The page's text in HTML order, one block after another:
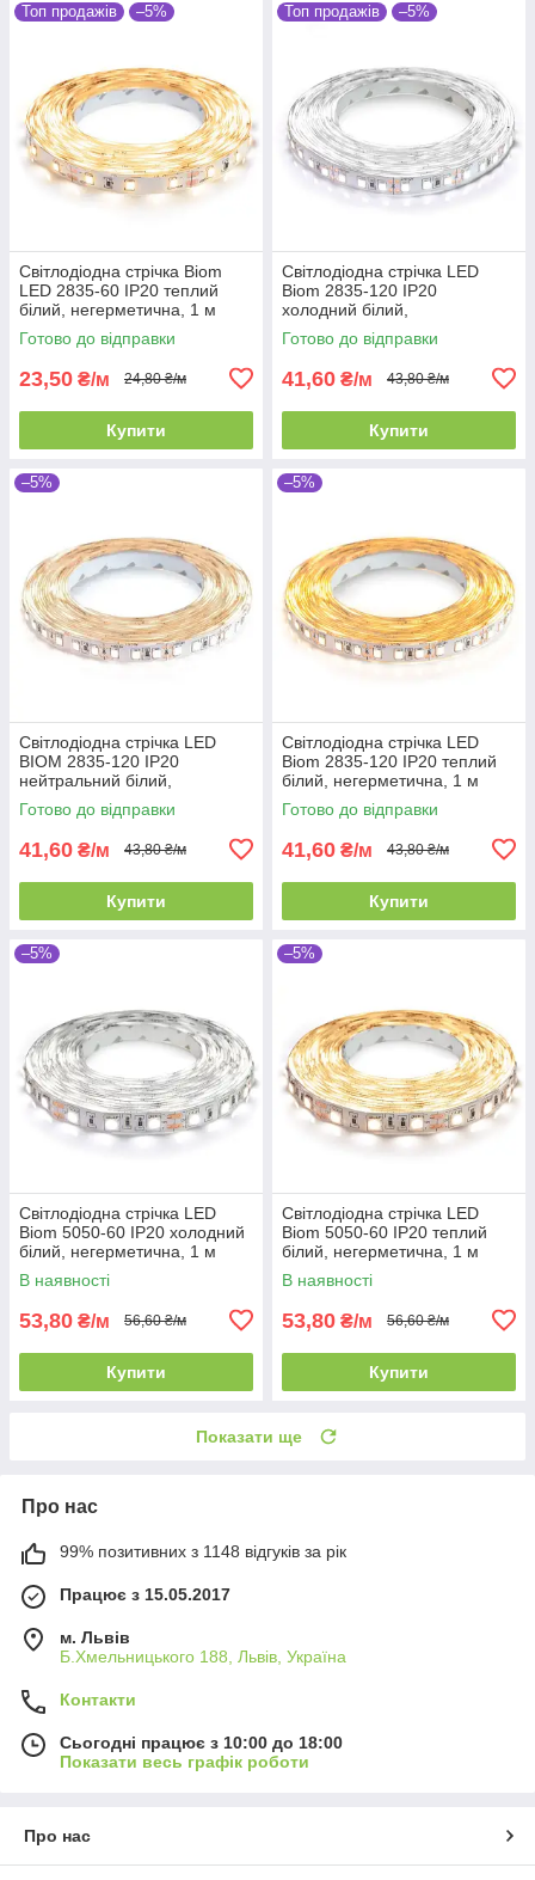
Топ продажів –5%
Світлодіодна стрічка Biom
LED 2835-60 IP20 теплий
білий, негерметична, 1 м
Готово до відправки
23,50 ₴/м 24,80 ₴/м
Купити
Топ продажів –5%
Світлодіодна стрічка LED
Biom 2835-120 IP20
холодний білий,
негерметична, 1 м
Готово до відправки
41,60 ₴/м 43,80 ₴/м
Купити
–5%
Світлодіодна стрічка LED
BIOM 2835-120 IP20
нейтральний білий,
негерметична, 1 м
Готово до відправки
41,60 ₴/м 43,80 ₴/м
Купити
–5%
Світлодіодна стрічка LED
Biom 2835-120 IP20 теплий
білий, негерметична, 1 м
Готово до відправки
41,60 ₴/м 43,80 ₴/м
Купити
–5%
Світлодіодна стрічка LED
Biom 5050-60 IP20 холодний
білий, негерметична, 1 м
В наявності
53,80 ₴/м 56,60 ₴/м
Купити
–5%
Світлодіодна стрічка LED
Biom 5050-60 IP20 теплий
білий, негерметична, 1 м
В наявності
53,80 ₴/м 56,60 ₴/м
Купити
Показати ще
Про нас
99% позитивних з 1148 відгуків за рік
Працює з 15.05.2017
м. Львів
Б.Хмельницького 188, Львів, Україна
Контакти
Сьогодні працює з 10:00 до 18:00
Показати весь графік роботи
Про нас